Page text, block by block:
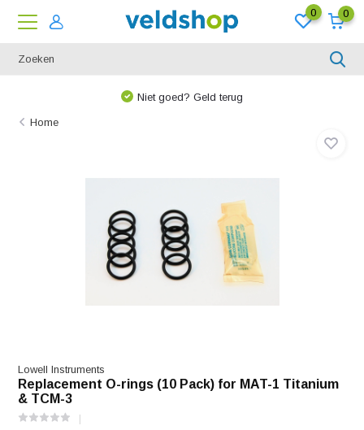
0 0
Niet goed? Geld terug
Home
Lowell Instruments
Replacement O-rings (10 Pack) for MAT-1 Titanium
& TCM-3